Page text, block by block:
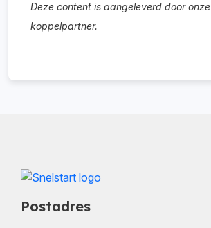
Deze content is aangeleverd door onze
koppelpartner.
Postadres